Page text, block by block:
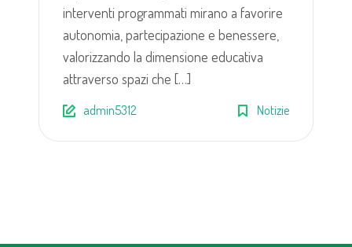
interventi programmati mirano a favorire
autonomia, partecipazione e benessere,
valorizzando la dimensione educativa
attraverso spazi che […]
admin5312 Notizie